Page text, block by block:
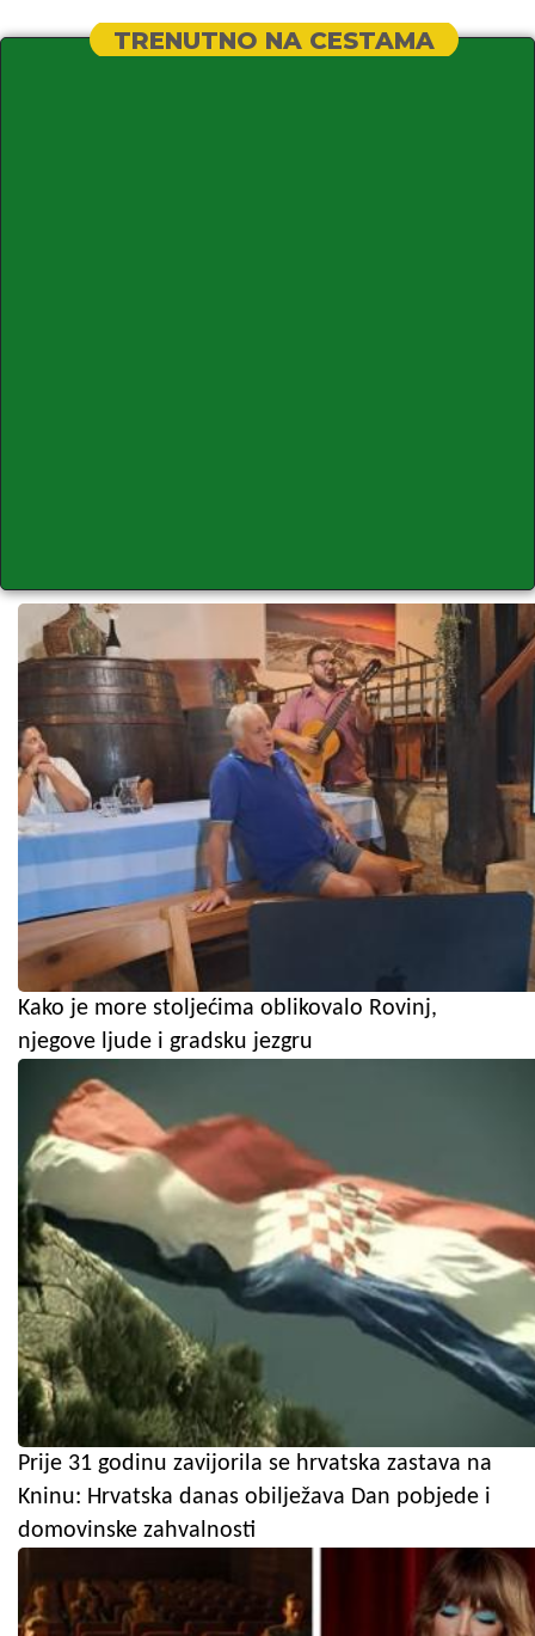
TRENUTNO NA CESTAMA
Kako je more stoljećima oblikovalo Rovinj,
njegove ljude i gradsku jezgru
Prije 31 godinu zavijorila se hrvatska zastava na
Kninu: Hrvatska danas obilježava Dan pobjede i
domovinske zahvalnosti